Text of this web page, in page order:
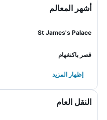
أشهر المعالم
St James's Palace
قصر باكنغهام
إظهار المزيد
النقل العام